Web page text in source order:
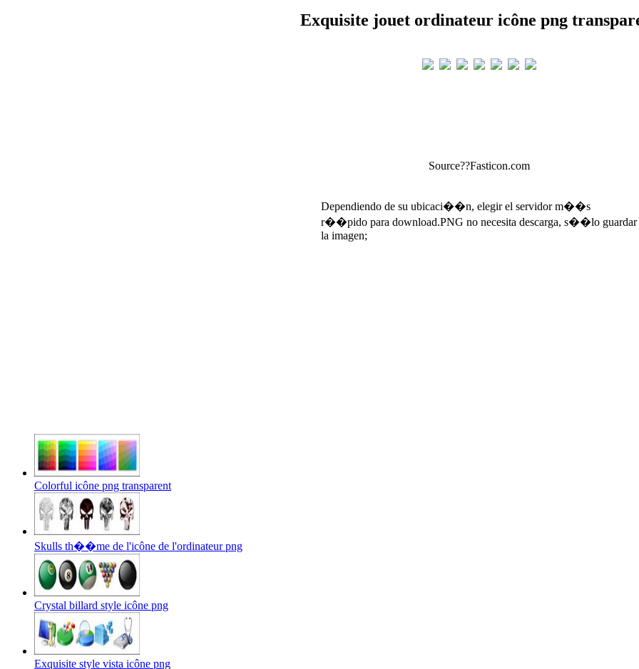
Exquisite jouet ordinateur icône png
Source??Fasticon.com
Dependiendo de su ubicaci��n, elegir el servidor m��s
r��pido para download.PNG no necesita descarga, s��lo guardar
la imagen;
Colorful icône png transparent
Skulls th��me de l'icône de l'ordinateur png
Crystal billard style icône png
Exquisite style vista icône png